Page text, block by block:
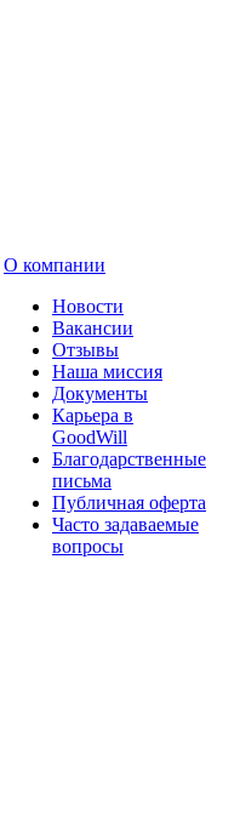
О компании
Новости
Вакансии
Отзывы
Наша миссия
Документы
Карьера в
GoodWill
Благодарственные
письма
Публичная оферта
Часто задаваемые
вопросы